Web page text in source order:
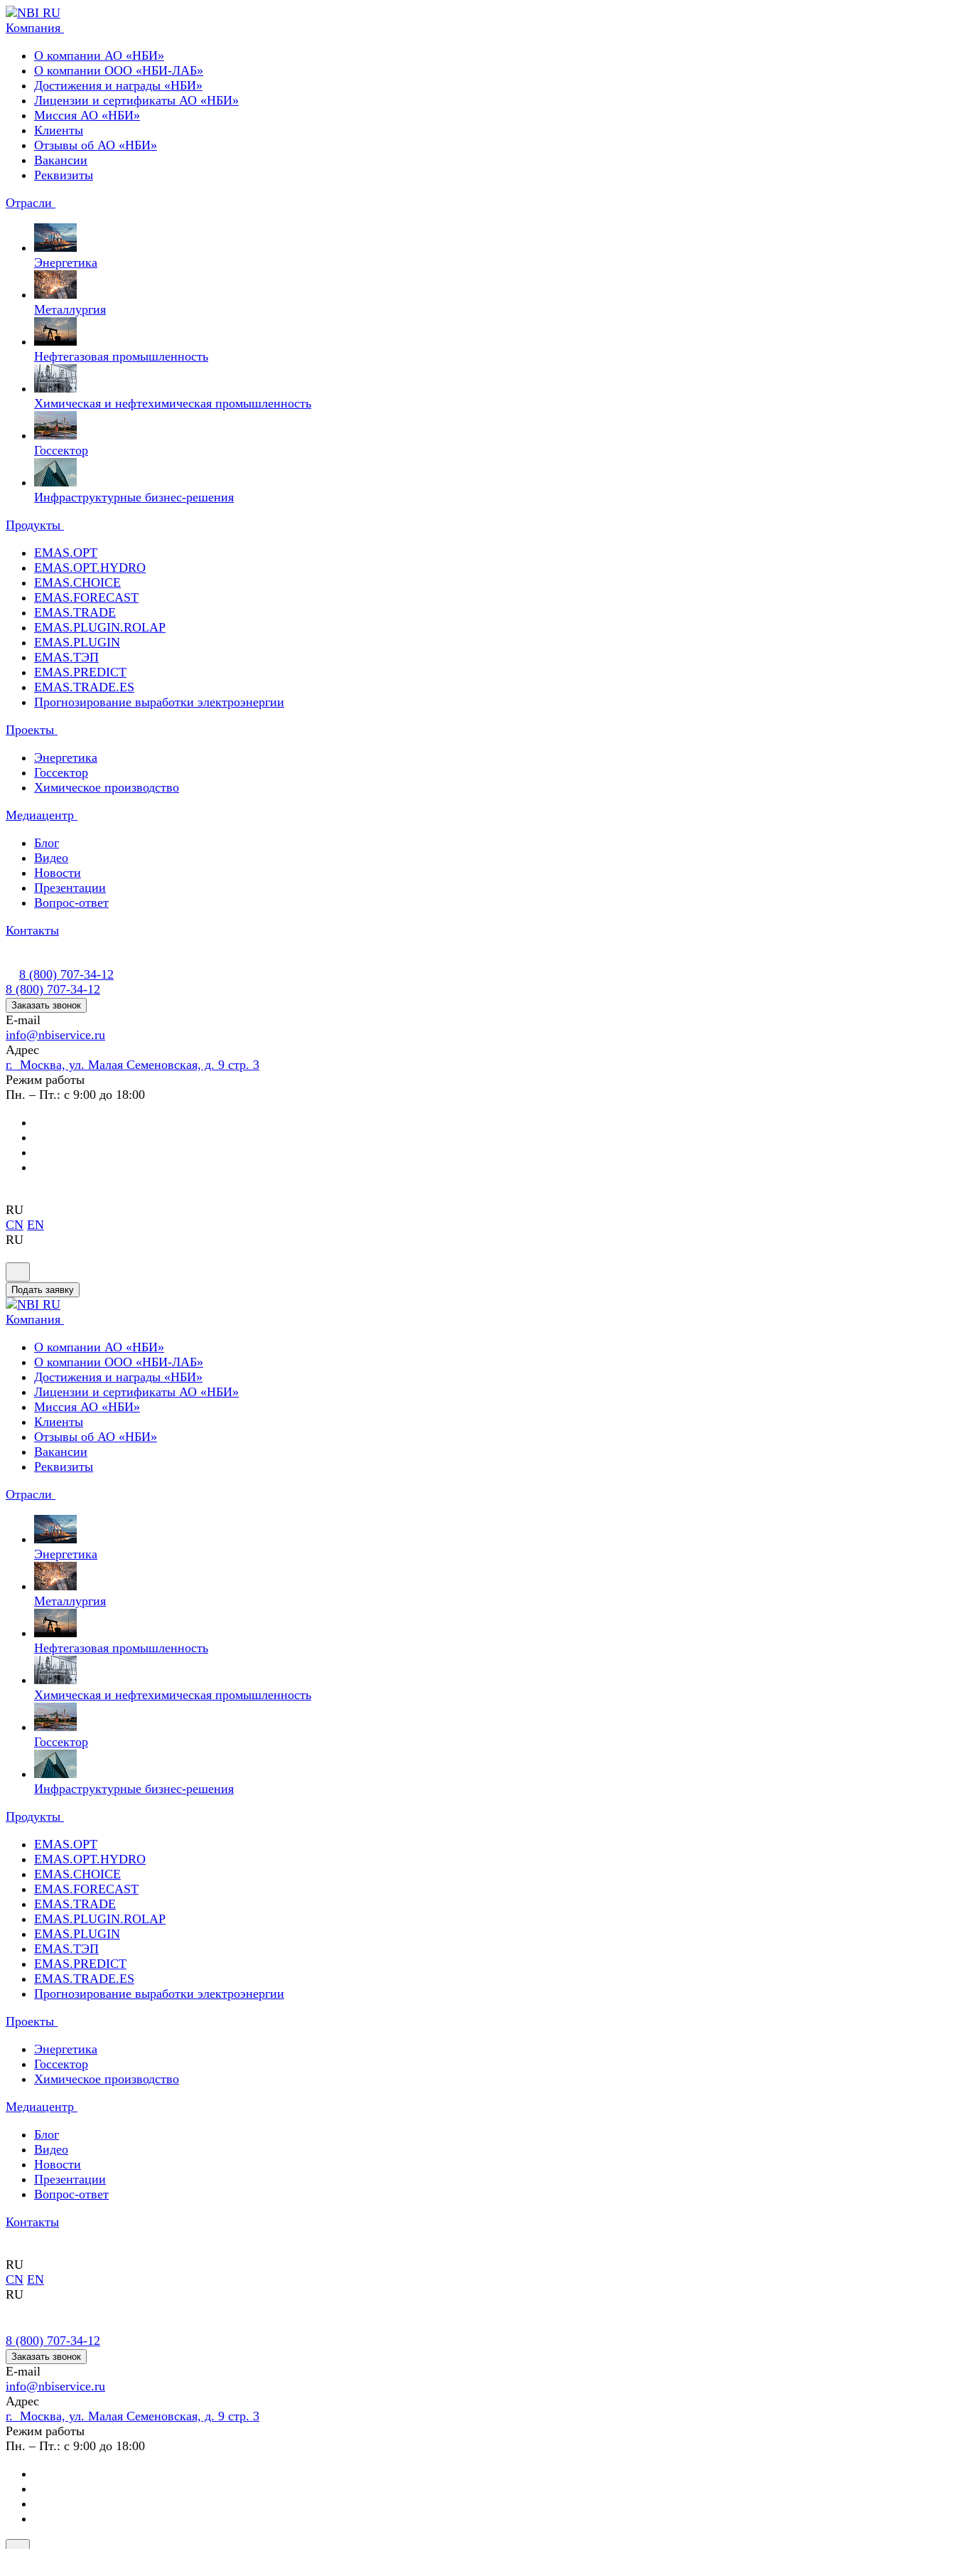
Компания
О компании АО «НБИ»
О компании ООО «НБИ-ЛАБ»
Достижения и награды «НБИ»
Лицензии и сертификаты АО «НБИ»
Миссия АО «НБИ»
Клиенты
Отзывы об АО «НБИ»
Вакансии
Реквизиты
Отрасли
Энергетика
Металлургия
Нефтегазовая промышленность
Химическая и нефтехимическая промышленность
Госсектор
Инфраструктурные бизнес-решения
Продукты
EMAS.OPT
EMAS.OPT.HYDRO
EMAS.CHOICE
EMAS.FORECAST
EMAS.TRADE
EMAS.PLUGIN.ROLAP
EMAS.PLUGIN
EMAS.ТЭП
EMAS.PREDICT
EMAS.TRADE.ES
Прогнозирование выработки электроэнергии
Проекты
Энергетика
Госсектор
Химическое производство
Медиацентр
Блог
Видео
Новости
Презентации
Вопрос-ответ
Контакты
8 (800) 707-34-12
8 (800) 707-34-12
Заказать звонок
E-mail
info@nbiservice.ru
Адрес
г. Москва, ул. Малая Семеновская, д. 9 стр. 3
Режим работы
Пн. – Пт.: с 9:00 до 18:00
RU
CN EN
RU
Подать заявку
Компания
О компании АО «НБИ»
О компании ООО «НБИ-ЛАБ»
Достижения и награды «НБИ»
Лицензии и сертификаты АО «НБИ»
Миссия АО «НБИ»
Клиенты
Отзывы об АО «НБИ»
Вакансии
Реквизиты
Отрасли
Энергетика
Металлургия
Нефтегазовая промышленность
Химическая и нефтехимическая промышленность
Госсектор
Инфраструктурные бизнес-решения
Продукты
EMAS.OPT
EMAS.OPT.HYDRO
EMAS.CHOICE
EMAS.FORECAST
EMAS.TRADE
EMAS.PLUGIN.ROLAP
EMAS.PLUGIN
EMAS.ТЭП
EMAS.PREDICT
EMAS.TRADE.ES
Прогнозирование выработки электроэнергии
Проекты
Энергетика
Госсектор
Химическое производство
Медиацентр
Блог
Видео
Новости
Презентации
Вопрос-ответ
Контакты
RU
CN EN
RU
8 (800) 707-34-12
Заказать звонок
E-mail
info@nbiservice.ru
Адрес
г. Москва, ул. Малая Семеновская, д. 9 стр. 3
Режим работы
Пн. – Пт.: с 9:00 до 18:00